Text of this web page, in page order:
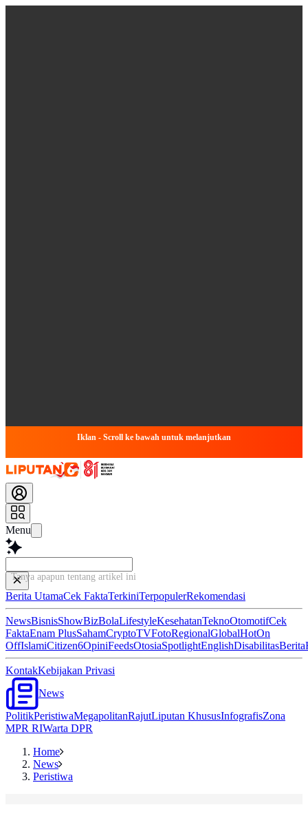
Iklan - Scroll ke bawah untuk melanjutkan
Menu
Tanya apapun tentang artikel ini...
Berita UtamaCek FaktaTerkiniTerpopulerRekomendasi
NewsBisnisShowBizBolaLifestyleKesehatanTeknoOtomotifCek
FaktaEnam PlusSahamCryptoTVFotoRegionalGlobalHotOn
OffIslamiCitizen6OpiniFeedsOtosiaSpotlightEnglishDisabilitasBerita
KontakKebijakan Privasi
News
PolitikPeristiwaMegapolitanRajutLiputan KhususInfografisZona
MPR RIWarta DPR
Home
News
Peristiwa